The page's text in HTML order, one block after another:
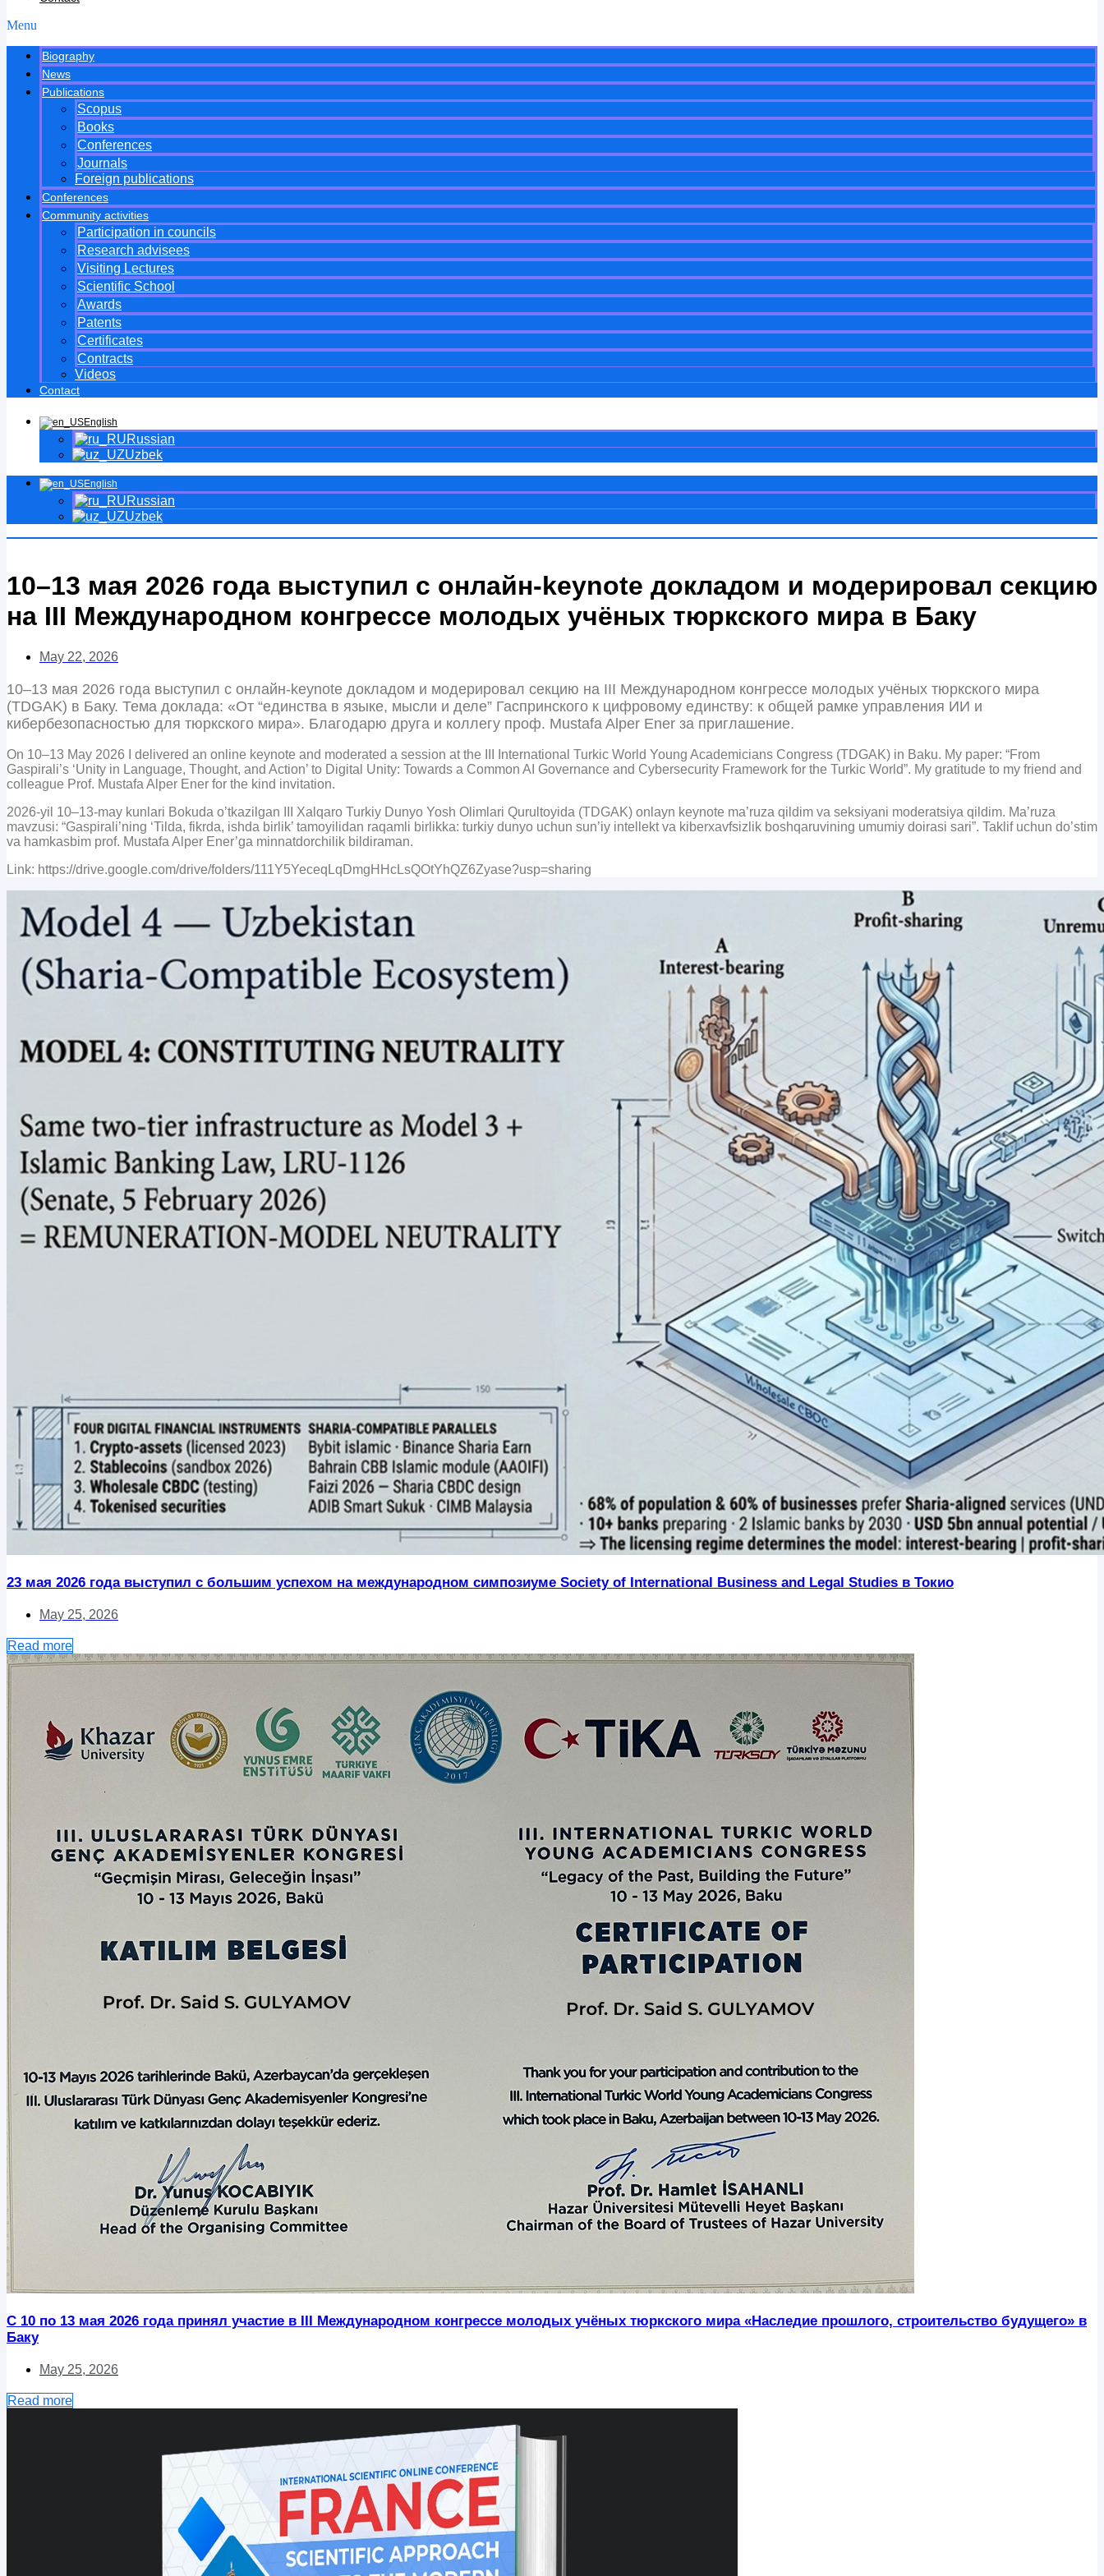
Menu
Biography
News
Publications
Scopus
Books
Conferences
Journals
Foreign publications
Conferences
Community activities
Participation in councils
Research advisees
Visiting Lectures
Scientific School
Awards
Patents
Certificates
Contracts
Videos
Contact
English
Russian
Uzbek
English
Russian
Uzbek
10–13 мая 2026 года выступил с онлайн-keynote докладом и модерировал секцию
на III Международном конгрессе молодых учёных тюркского мира в Баку
May 22, 2026
10–13 мая 2026 года выступил с онлайн-keynote докладом и модерировал секцию на III Международном конгрессе молодых учёных тюркского мира
(TDGAK) в Баку. Тема доклада: «От “единства в языке, мысли и деле” Гаспринского к цифровому единству: к общей рамке управления ИИ и
кибербезопасностью для тюркского мира». Благодарю друга и коллегу проф. Mustafa Alper Ener за приглашение.
On 10–13 May 2026 I delivered an online keynote and moderated a session at the III International Turkic World Young Academicians Congress (TDGAK) in Baku. My paper: “From
Gaspirali’s ‘Unity in Language, Thought, and Action’ to Digital Unity: Towards a Common AI Governance and Cybersecurity Framework for the Turkic World”. My gratitude to my friend and
colleague Prof. Mustafa Alper Ener for the kind invitation.
2026-yil 10–13-may kunlari Bokuda o’tkazilgan III Xalqaro Turkiy Dunyo Yosh Olimlari Qurultoyida (TDGAK) onlayn keynote ma’ruza qildim va seksiyani moderatsiya qildim. Ma’ruza
mavzusi: “Gaspirali’ning ‘Tilda, fikrda, ishda birlik’ tamoyilidan raqamli birlikka: turkiy dunyo uchun sun’iy intellekt va kiberxavfsizlik boshqaruvining umumiy doirasi sari”. Taklif uchun do’stim
va hamkasbim prof. Mustafa Alper Ener’ga minnatdorchilik bildiraman.
Link: https://drive.google.com/drive/folders/111Y5YeceqLqDmgHHcLsQOtYhQZ6Zyase?usp=sharing
23 мая 2026 года выступил с большим успехом на международном симпозиуме Society of International Business and Legal Studies в Токио
May 25, 2026
Read more
С 10 по 13 мая 2026 года принял участие в III Международном конгрессе молодых учёных тюркского мира «Наследие прошлого, строительство будущего» в
Баку
May 25, 2026
Read more